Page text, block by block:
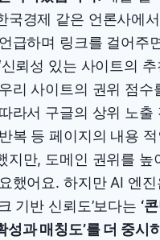
국경제 같은 언론사에
급하며 링크를 걸어주
뢰성 있는 사이트의 추
리 사이트의 권위 점수
라서 구글의 상위 노출
복 등 페이지의 내용 적
지만, 도메인 권위를 높
했어요. 하지만 AI 엔진
기반 신뢰도’보다는 ‘
성과 매칭도’를 더 중시